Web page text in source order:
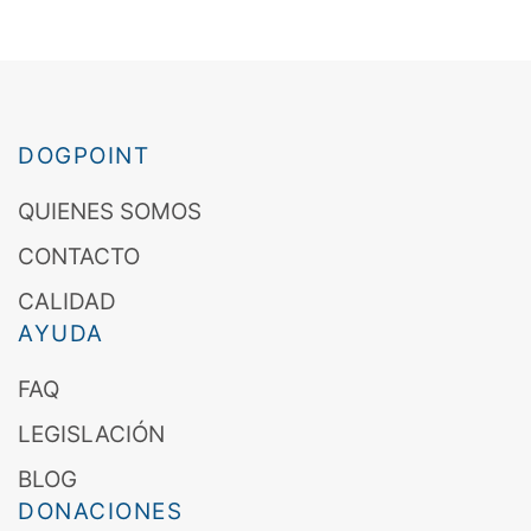
DOGPOINT
QUIENES SOMOS
CONTACTO
CALIDAD
AYUDA
FAQ
LEGISLACIÓN
BLOG
DONACIONES